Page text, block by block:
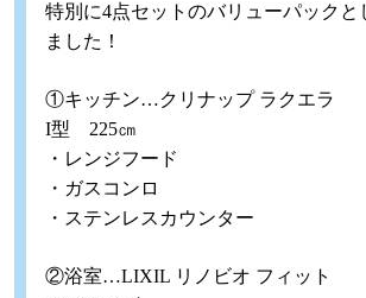
特別に4点セットのバリューパックと
ました！
①キッチン…クリナップ ラクエラ
I型 225㎝
・レンジフード
・ガスコンロ
・ステンレスカウンター
②浴室…LIXIL リノビオ フィット